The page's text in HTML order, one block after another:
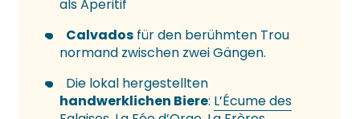
als Aperitif
Calvados für den berühmten Trou
normand zwischen zwei Gängen.
Die lokal hergestellten
handwerklichen Biere: L’Écume des